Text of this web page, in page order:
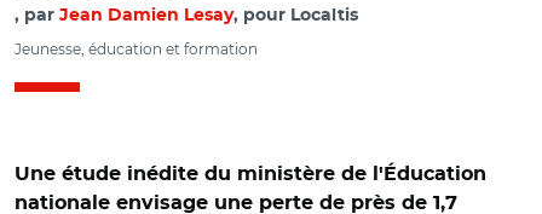
par Jean Damien Lesay, pour Localtis
Jeunesse, éducation et formation
Une étude inédite du ministère de l'Éducation
nationale envisage une perte de près de 1,7